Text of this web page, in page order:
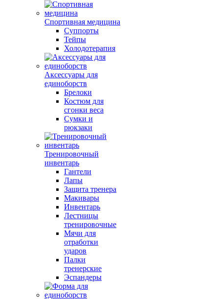
Спортивная медицина
Суппорты
Тейпы
Холодотерапия
Аксессуары для
единоборств
Брелоки
Костюм для
сгонки веса
Сумки и
рюкзаки
Тренировочный
инвентарь
Гантели
Лапы
Защита тренера
Макивары
Инвентарь
Лестницы
тренировочные
Мячи для
отработки
ударов
Палки
тренерские
Эспандеры